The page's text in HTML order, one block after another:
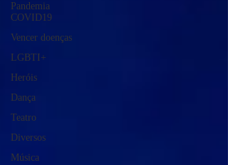
Pandemia
COVID19
Vencer doenças
LGBTI+
Heróis
Dança
Teatro
Diversos
Música